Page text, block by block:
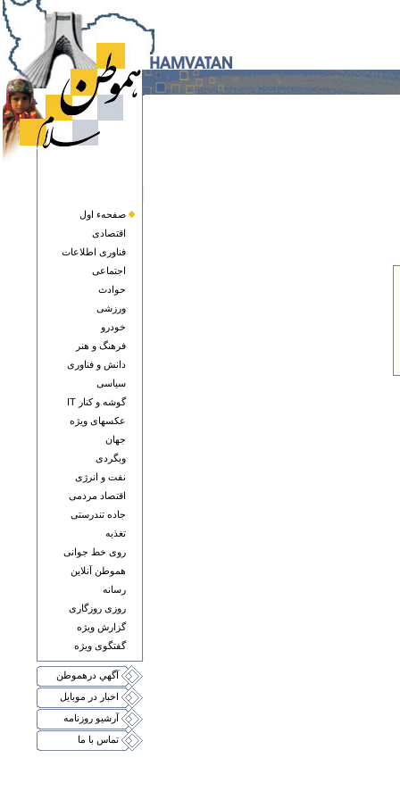
صفحهء اول
اقتصادی
فناوری اطلاعات
اجتماعی
حوادث
ورزشی
خودرو
فرهنگ و هنر
دانش و فناوری
سياسی
گوشه و کنار IT
عکسهای ويژه
جهان
وبگردی
نفت و انرژی
اقتصاد مردمی
جاده تندرستی
تغذيه
روی خط جوانی
هموطن آنلاين
رسانه
روزی روزگاری
گزارش ويژه
گفتگوی ويژه
آگهي درهموطن
اخبار در موبايل
آرشيو روزنامه
تماس با ما